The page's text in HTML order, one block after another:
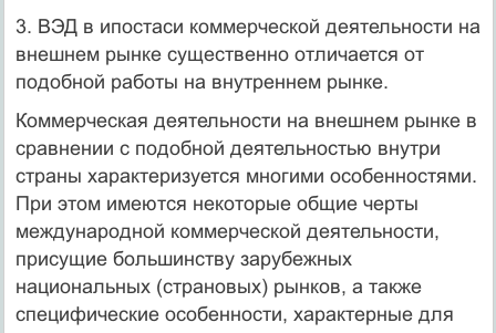
3. ВЭД в ипостаси коммерческой деятельности на
внеш­нем рынке существенно отличается от
подобной работы на внутрен­нем рынке.
Коммерческая деятельности на внешнем рынке в
сравнении с по­добной деятельностью внутри
страны характеризуется многими осо­бенностями.
При этом имеются некоторые общие черты
международной коммерческой деятельности,
присущие большинству зарубежных
национальных (страновых) рынков, а также
специфические особенно­сти, характерные для